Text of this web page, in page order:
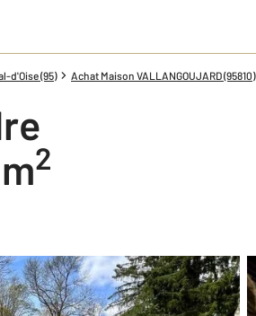
d'Oise (95) Achat Maison VALLANGOUJARD (95810)
2